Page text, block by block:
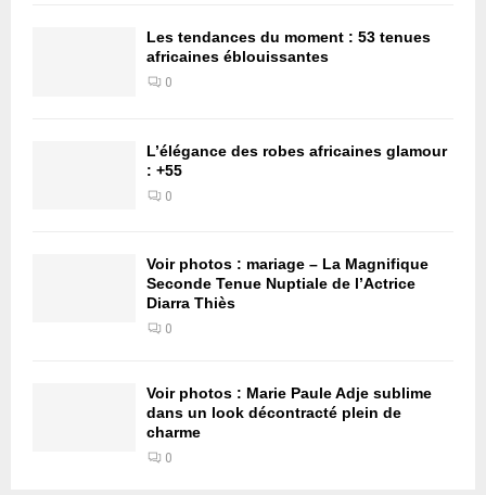
Les tendances du moment : 53 tenues
africaines éblouissantes
0
L’élégance des robes africaines glamour
: +55
0
Voir photos : mariage – La Magnifique
Seconde Tenue Nuptiale de l’Actrice
Diarra Thiès
0
Voir photos : Marie Paule Adje sublime
dans un look décontracté plein de
charme
0